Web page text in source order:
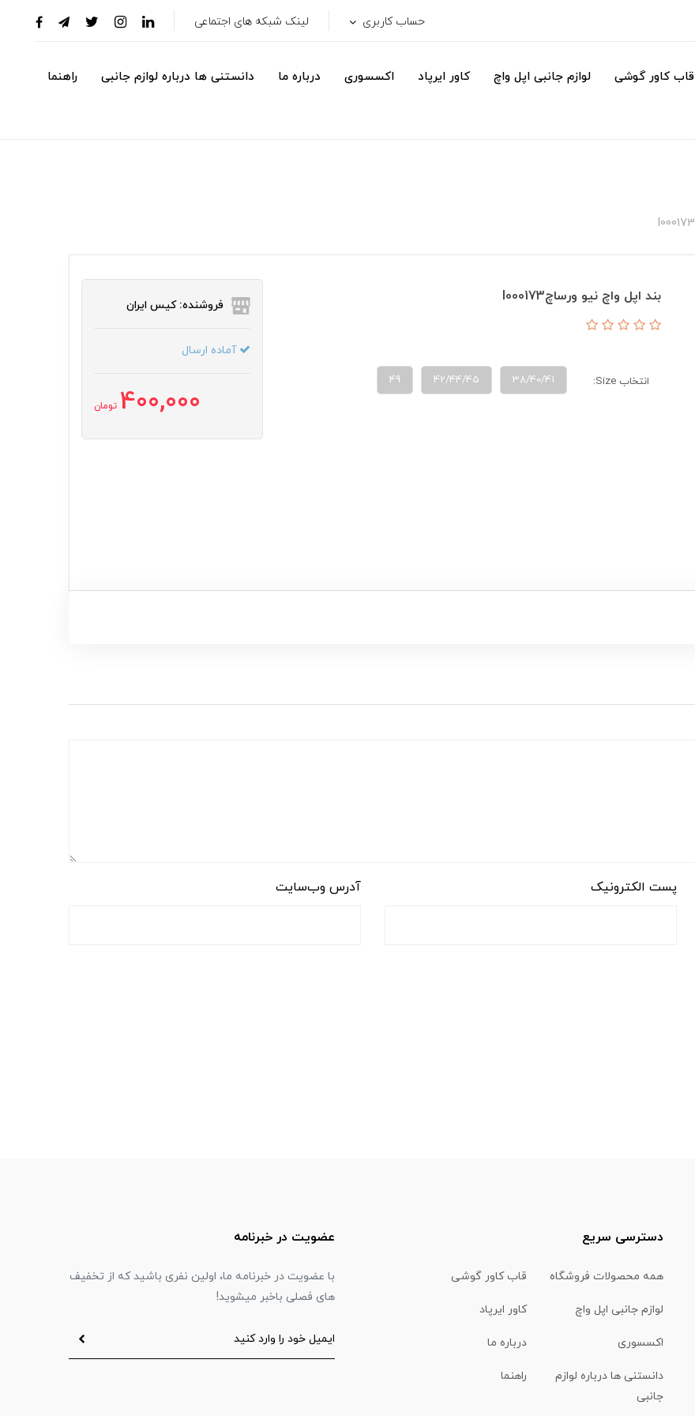
حساب کاربری لینک شبکه های اجتماعی
قاب کاور گوشی لوازم جانبی اپل واچ کاور ایرپاد اکسسوری درباره ما دانستنی ها درباره لوازم جانبی راهنما
بند اپل واچ نیو ورساچI000173
انتخاب Size: 38/40/41
42/44/45
49
فروشنده: کیس ایران
آماده ارسال
400,000 تومان
پست الکترونیک آدرس وب‌سایت
دسترسی سریع
همه محصولات فروشگاه قاب کاور گوشی
لوازم جانبی اپل واچ کاور ایرپاد
اکسسوری درباره ما
دانستنی ها درباره لوازم
جانبی
راهنما
عضویت در خبرنامه
با عضویت در خبرنامه ما، اولین نفری باشید که از تخفیف
های فصلی باخبر میشوید!